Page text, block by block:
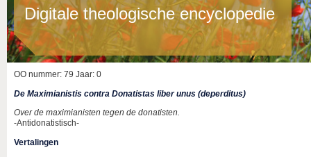
Digitale theologische encyclopedie
OO nummer: 79 Jaar: 0
De Maximianistis contra Donatistas liber unus (deperditus)
Over de maximianisten tegen de donatisten.
-Antidonatistisch-
Vertalingen